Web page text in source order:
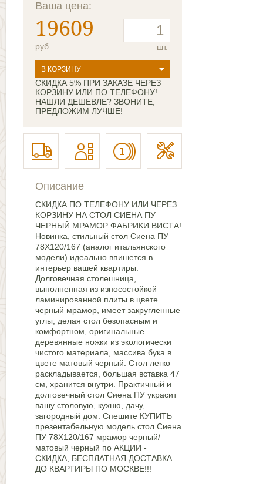
Ваша цена:
19609
руб. шт.
В КОРЗИНУ
СКИДКА 5% ПРИ ЗАКАЗЕ ЧЕРЕЗ
КОРЗИНУ ИЛИ ПО ТЕЛЕФОНУ!
НАШЛИ ДЕШЕВЛЕ? ЗВОНИТЕ,
ПРЕДЛОЖИМ ЛУЧШЕ!
Описание
СКИДКА ПО ТЕЛЕФОНУ ИЛИ ЧЕРЕЗ
КОРЗИНУ НА СТОЛ СИЕНА ПУ
ЧЕРНЫЙ МРАМОР ФАБРИКИ ВИСТА!
Новинка, стильный стол Сиена ПУ
78Х120/167 (аналог итальянского
модели) идеально впишется в
интерьер вашей квартиры.
Долговечная столешница,
выполненная из износостойкой
ламинированной плиты в цвете
черный мрамор, имеет закругленные
углы, делая стол безопасным и
комфортном, оригинальные
деревянные ножки из экологически
чистого материала, массива бука в
цвете матовый черный. Стол легко
раскладывается, большая вставка 47
см, хранится внутри. Практичный и
долговечный стол Сиена ПУ украсит
вашу столовую, кухню, дачу,
загородный дом. Спешите КУПИТЬ
презентабельную модель стол Сиена
ПУ 78Х120/167 мрамор черный/
матовый черный по АКЦИИ -
СКИДКА, БЕСПЛАТНАЯ ДОСТАВКА
ДО КВАРТИРЫ ПО МОСКВЕ!!!